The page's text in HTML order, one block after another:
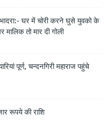
घर में चोरी करने घुसे युवको के
तो मार दी गोली
पूर्ण, चन्दनगिरी महाराज पहुंचे
रूपये की राशि